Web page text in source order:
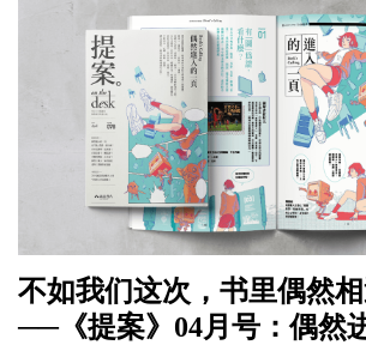
不如我们这次，书里偶然相
──《提案》04月号：偶然